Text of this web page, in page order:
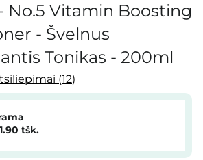
No.5 Vitamin Boosting
- Švelnus
Tonikas - 200ml
12
tšk.